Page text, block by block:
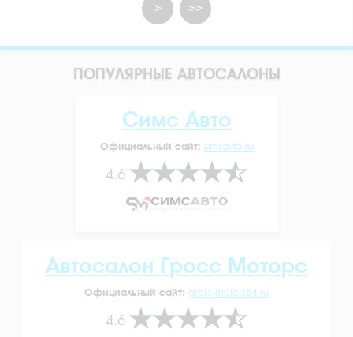
> >>
ПОПУЛЯРНЫЕ АВТОСАЛОНЫ
Симс Авто
Официальный сайт: simsavto.ru
4.6
Автосалон Гросс Моторс
Официальный сайт: gross-motors64.ru
4.6